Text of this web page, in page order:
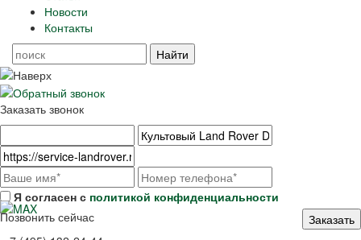
Новости
Контакты
Заказать звонок
Я согласен с политикой конфиденциальности
Позвонить сейчас